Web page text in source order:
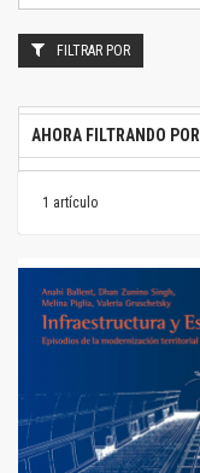
1 artículo
FILTRAR POR
AHORA FILTRANDO POR